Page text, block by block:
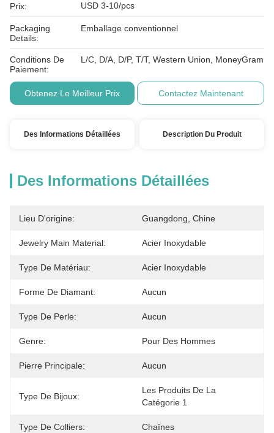
Prix: USD 3-10/pcs
Packaging
Details:
Emballage conventionnel
Conditions De
Paiement:
L/C, D/A, D/P, T/T, Western Union, MoneyGram
Obtenez Le Meilleur Prix Contactez Maintenant
Des Informations Détaillées Description Du Produit
Des Informations Détaillées
Lieu D'origine: Guangdong, Chine
Jewelry Main Material: Acier Inoxydable
Type De Matériau: Acier Inoxydable
Forme De Diamant: Aucun
Type De Perle: Aucun
Genre: Pour Des Hommes
Pierre Principale: Aucun
Type De Bijoux:
Les Produits De La
Catégorie 1
Type De Colliers: Chaînes